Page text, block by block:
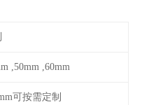
,50mm ,60mm
可按需定制